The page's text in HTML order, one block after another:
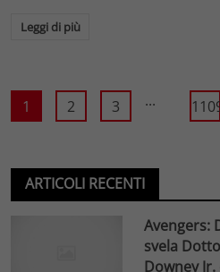
Leggi di più
1 2 3 ...
ARTICOLI RECENTI
Avengers:
svela
Downey Jr.